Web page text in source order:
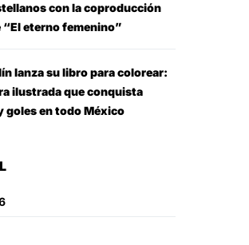
con la coproducción
“El eterno femenino”
lanza su libro para colorear:
ilustrada que conquista
goles en todo México